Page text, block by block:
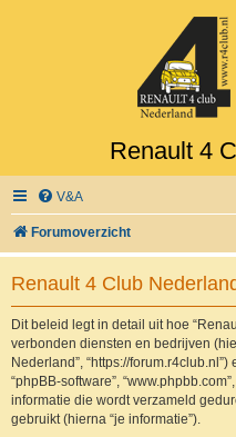
Renault 4
V&A
Forumoverzicht
Renault 4 Club
Dit beleid legt in detail uit hoe
verbonden diensten en bedrijven
Nederland”, “https://forum.r4club.nl”)
“phpBB-software”,
informatie die wordt verzameld
gebruikt (hierna “je informatie”).